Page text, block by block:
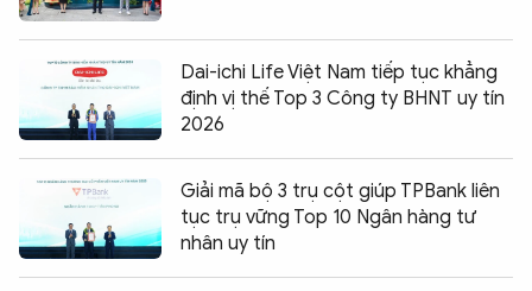
Dai-ichi Life Việt Nam tiếp tục khẳng
định vị thế Top 3 Công ty BHNT uy tín
2026
Giải mã bộ 3 trụ cột giúp TPBank liên
tục trụ vững Top 10 Ngân hàng tư
nhân uy tín